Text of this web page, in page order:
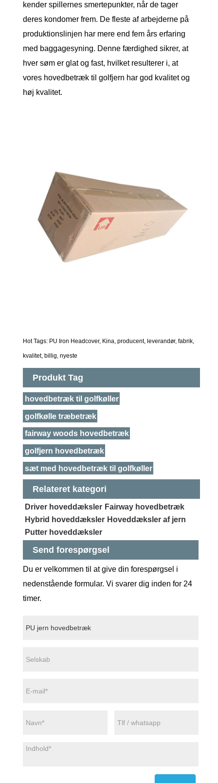
kender spillernes smertepunkter, når de tager
deres kondomer frem. De fleste af arbejderne på
produktionslinjen har mere end fem års erfaring
med baggagesyning. Denne færdighed sikrer, at
hver søm er glat og fast, hvilket resulterer i, at
vores hovedbetræk til golfjern har god kvalitet og
høj kvalitet.
Hot Tags: PU Iron Headcover, Kina, producent, leverandør, fabrik,
kvalitet, billig, nyeste
Produkt Tag
hovedbetræk til golfkøller
golfkølle træbetræk
fairway woods hovedbetræk
golfjern hovedbetræk
sæt med hovedbetræk til golfkøller
Relateret kategori
Driver hoveddæksler Fairway hovedbetræk
Hybrid hoveddæksler Hoveddæksler af jern
Putter hoveddæksler
Send forespørgsel
Du er velkommen til at give din forespørgsel i
nedenstående formular. Vi svarer dig inden for 24
timer.